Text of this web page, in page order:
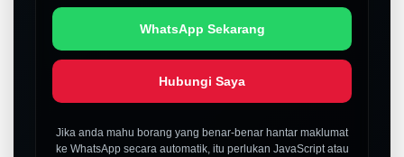
WhatsApp Sekarang
Hubungi Saya
Jika anda mahu borang yang benar-benar hantar maklumat
ke WhatsApp secara automatik, itu perlukan JavaScript atau